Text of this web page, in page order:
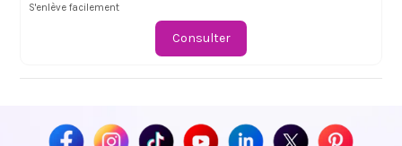
S'enlève facilement
Consulter